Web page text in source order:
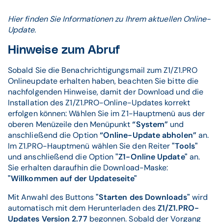
Hier finden Sie Informationen zu Ihrem aktuellen Online-
Update.
Hinweise zum Abruf
Sobald Sie die Benachrichtigungsmail zum Z1/Z1.PRO
Onlineupdate erhalten haben, beachten Sie bitte die
nachfolgenden Hinweise, damit der Download und die
Installation des Z1/Z1.PRO-Online-Updates korrekt
erfolgen können: Wählen Sie im Z1-Hauptmenü aus der
oberen Menüzeile den Menüpunkt“System” und
anschließend die Option“Online-Update abholen”an.
Im Z1.PRO-Hauptmenü wählen Sie den Reiter"Tools"
und anschließend die Option"Z1-Online Update" an.
Sie erhalten daraufhin die Download-Maske:
"Willkommen auf der Updateseite"
Mit Anwahl des Buttons"Starten des Downloads" wird
automatisch mit dem Herunterladen desZ1/Z1.PRO-
Updates Version 2.77 begonnen. Sobald der Vorgang